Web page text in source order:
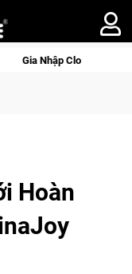
Beta Norse Saga: Cửu
Hoàn